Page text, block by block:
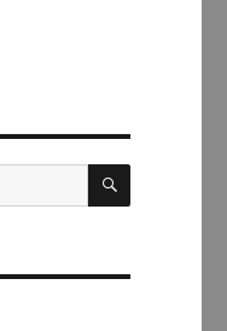
검